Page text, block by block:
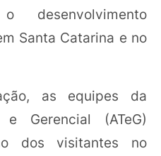
desenvolvimento
Santa Catarina e no
as equipes da
Gerencial (ATeG)
dos visitantes no